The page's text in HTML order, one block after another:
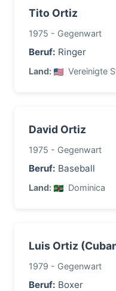
Tito Ortiz
1975 - Gegenwart
Beruf: Ringer
Land: Vereinigte
David Ortiz
1975 - Gegenwart
Beruf: Baseball
Land: Dominica
Luis Ortiz
1979 - Gegenwart
Beruf: Boxer